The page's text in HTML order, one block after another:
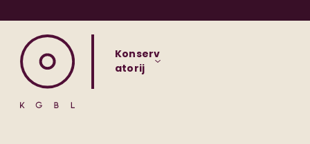
Konserv
atorij